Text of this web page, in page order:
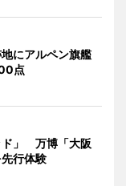
にアルペン旗艦
点
ド」 万博「大阪
行体験